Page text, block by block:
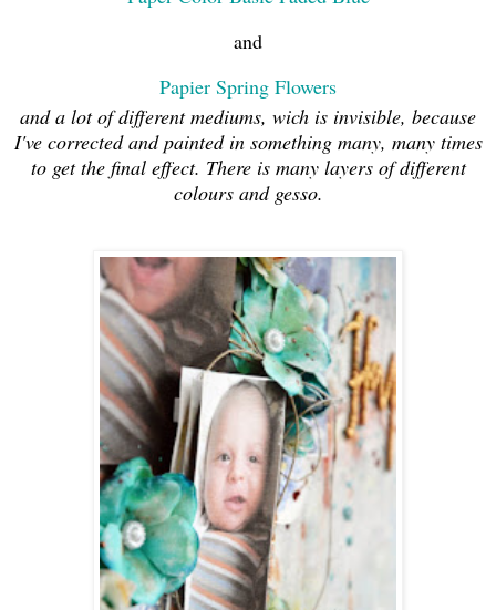
and
Papier Spring Flowers
and a lot of different mediums, wich is invisible, because
I've corrected and painted in something many, many times
to get the final effect. There is many layers of different
colours and gesso.